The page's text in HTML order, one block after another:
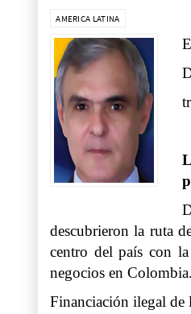
AMERICA LATINA
descubrieron la ruta
centro del país con
negocios en
Financiación ilegal de